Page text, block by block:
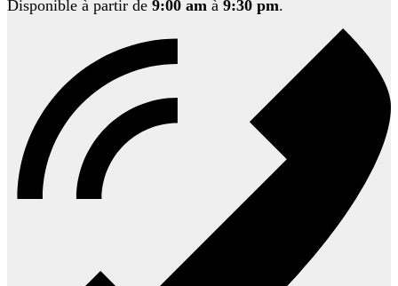
Disponible à partir de 9:00 am à 9:30 pm.